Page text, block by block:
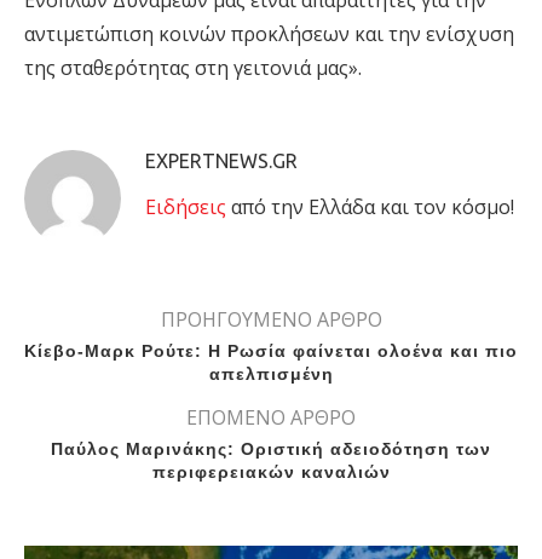
αντιμετώπιση κοινών προκλήσεων και την ενίσχυση
της σταθερότητας στη γειτονιά μας».
EXPERTNEWS.GR
Eιδήσεις από την Ελλάδα και τον κόσμο!
ΠΡΟΗΓΟΥΜΕΝΟ ΑΡΘΡΟ
Κίεβο-Μαρκ Ρούτε: Η Ρωσία φαίνεται ολοένα και πιο
απελπισμένη
ΕΠΟΜΕΝΟ ΑΡΘΡΟ
Παύλος Μαρινάκης: Οριστική αδειοδότηση των
περιφερειακών καναλιών